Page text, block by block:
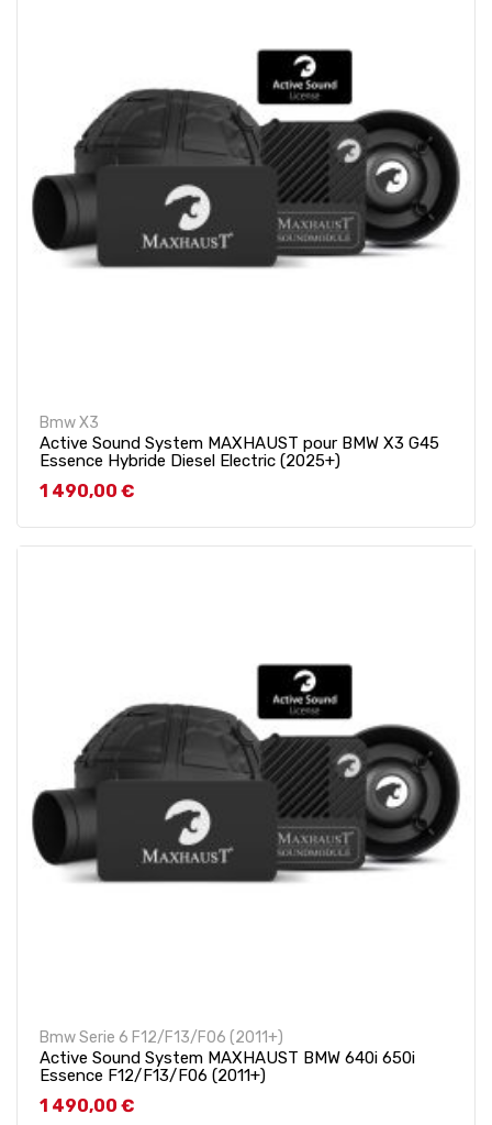
Bmw X3
Active Sound System MAXHAUST pour BMW X3 G45
Essence Hybride Diesel Electric (2025+)
Prix
1 490,00 €
Bmw Serie 6 F12/F13/F06 (2011+)
Active Sound System MAXHAUST BMW 640i 650i
Essence F12/F13/F06 (2011+)
Prix
1 490,00 €